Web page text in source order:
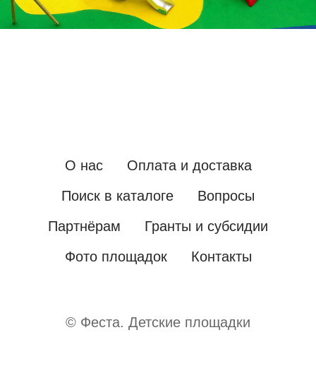
О нас
Оплата и доставка
Поиск в каталоге
Вопросы
Партнёрам
Гранты и субсидии
Фото площадок
Контакты
© Феста. Детские площадки